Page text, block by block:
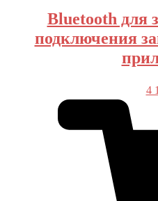
Bluetooth для
подключения
4